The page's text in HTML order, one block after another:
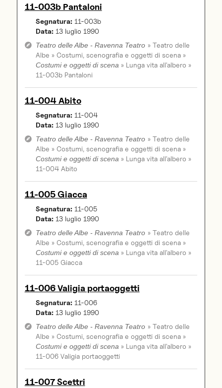
11-003b Pantaloni
Segnatura:11-003b
Data:13 luglio 1990
Teatro delle Albe - Ravenna Teatro
Albe » Costumi, scenografia e oggetti di scena »
Costumi e oggetti di scena
11-003b Pantaloni
11-004 Abito
Segnatura:11-004
Data:13 luglio 1990
Teatro delle Albe - Ravenna Teatro
Albe » Costumi, scenografia e oggetti di scena »
Costumi e oggetti di scena
11-004 Abito
11-005 Giacca
Segnatura:11-005
Data:13 luglio 1990
Teatro delle Albe - Ravenna Teatro
Albe » Costumi, scenografia e oggetti di scena »
Costumi e oggetti di scena
11-005 Giacca
11-006 Valigia portaoggetti
Segnatura:11-006
Data:13 luglio 1990
Teatro delle Albe - Ravenna Teatro
Albe » Costumi, scenografia e oggetti di scena »
Costumi e oggetti di scena
11-006 Valigia portaoggetti
11-007 Scettri